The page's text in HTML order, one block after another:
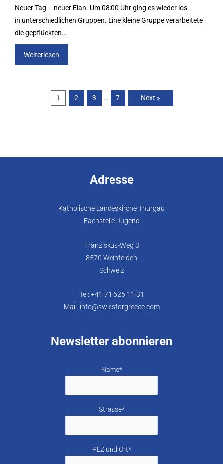
Neuer Tag – neuer Elan. Um 08:00 Uhr ging es wieder los
in unterschiedlichen Gruppen. Eine kleine Gruppe verarbeitete
die gepflückten…
Weiterlesen
1 2 3 … 7 Next »
Adresse
Katholische Landeskirche Thurgau
Fachstelle Jugend
Franziskus-Weg 3
8570 Weinfelden
Schweiz
Tel: +41 71 626 11 31
Mail: info@swissforgreece.com
Newsletter abonnieren
Name*
Strasse*
PLZ und Ort*